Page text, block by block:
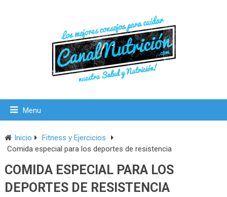
Menu
Inicio
Fitness y Ejercicios
Comida especial para los deportes de resistencia
COMIDA ESPECIAL PARA LOS
DEPORTES DE RESISTENCIA